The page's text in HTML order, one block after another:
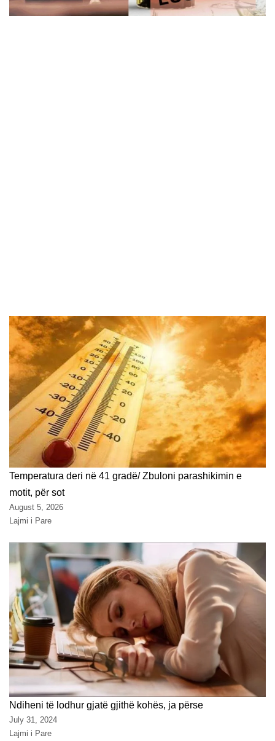
Temperatura deri në 41 gradë/ Zbuloni parashikimin e
motit, për sot
August 5, 2026
Lajmi i Pare
Ndiheni të lodhur gjatë gjithë kohës, ja përse
July 31, 2024
Lajmi i Pare